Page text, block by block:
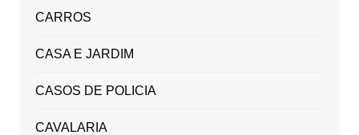
CARROS
CASA E JARDIM
CASOS DE POLICIA
CAVALARIA